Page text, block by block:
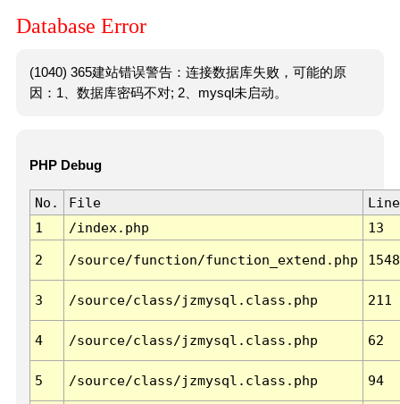
Database Error
(1040) 365建站错误警告：连接数据库失败，可能的原
因：1、数据库密码不对; 2、mysql未启动。
PHP Debug
No. File
Line
1
/index.php 13
2 /source/function/function_extend.php 1548
3 /source/class/jzmysql.class.php 211
4 /source/class/jzmysql.class.php 62
5 /source/class/jzmysql.class.php 94